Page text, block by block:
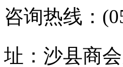
咨询热线：
址：沙县商